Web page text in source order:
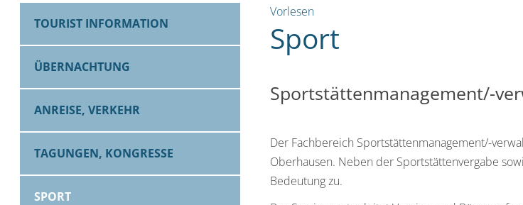
TOURIST INFORMATION
ÜBERNACHTUNG
ANREISE, VERKEHR
TAGUNGEN, KONGRESSE
SPORT
Vorlesen
Sport
Sportstättenmanagement/-
Der Fachbereich Sportstättenmanagement/-
Oberhausen. Neben der Sportstättenvergabe
Bedeutung zu.